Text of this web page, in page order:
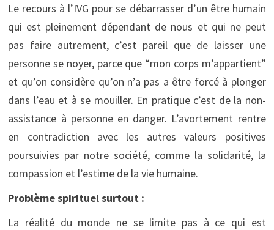
Le recours à l’IVG pour se débarrasser d’un être humain
qui est pleinement dépendant de nous et qui ne peut
pas faire autrement, c’est pareil que de laisser une
personne se noyer, parce que “mon corps m’appartient”
et qu’on considère qu’on n’a pas a être forcé à plonger
dans l’eau et à se mouiller. En pratique c’est de la non-
assistance à personne en danger. L’avortement rentre
en contradiction avec les autres valeurs positives
poursuivies par notre société, comme la solidarité, la
compassion et l’estime de la vie humaine.
Problème spirituel surtout :
La réalité du monde ne se limite pas à ce qui est